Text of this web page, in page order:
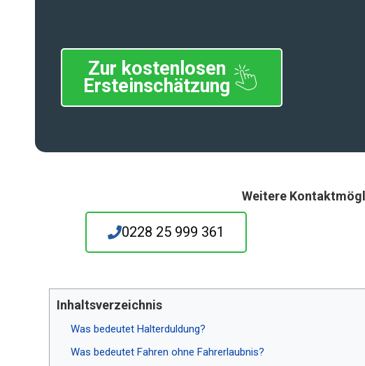
Zur kostenlosen
Ersteinschätzung
Weitere
0228 25 999 361
Inhaltsverzeichnis
Was bedeutet Halterduldung?
Was bedeutet Fahren ohne Fahrerlaubnis?